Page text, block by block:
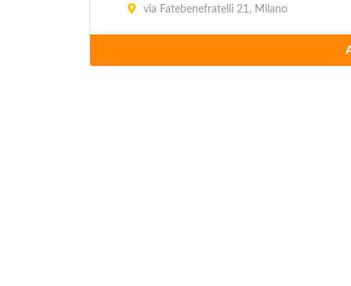
via Fatebenefratelli 21, Milano